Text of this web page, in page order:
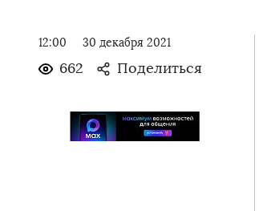
12:00 30 декабря 2021
662 Поделиться